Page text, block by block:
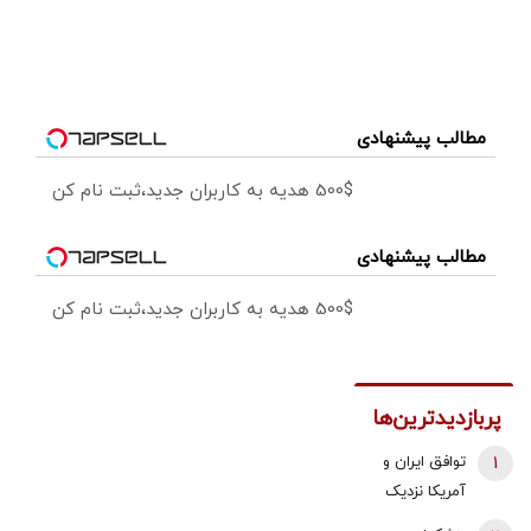
مطالب پیشنهادی
500$ هدیه به کاربران جدید،ثبت نام کن
مطالب پیشنهادی
500$ هدیه به کاربران جدید،ثبت نام کن
پربازدیدترین‌ها
توافق ایران و
آمریکا نزدیک
1